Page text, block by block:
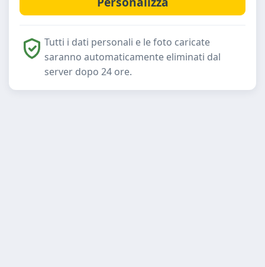
Tutti i dati personali e le foto caricate
saranno automaticamente eliminati dal
server dopo 24 ore.